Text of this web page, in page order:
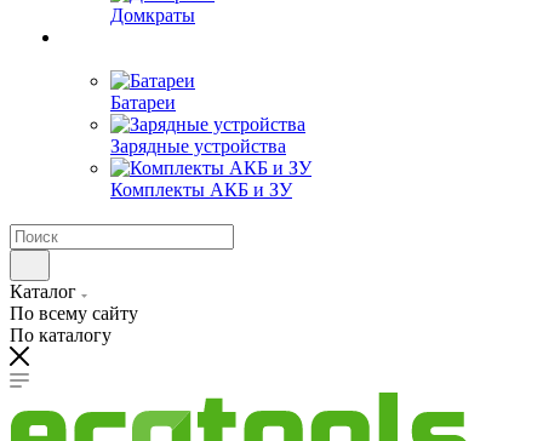
Домкраты
Батареи
Зарядные устройства
Комплекты АКБ и ЗУ
Каталог
По всему сайту
По каталогу